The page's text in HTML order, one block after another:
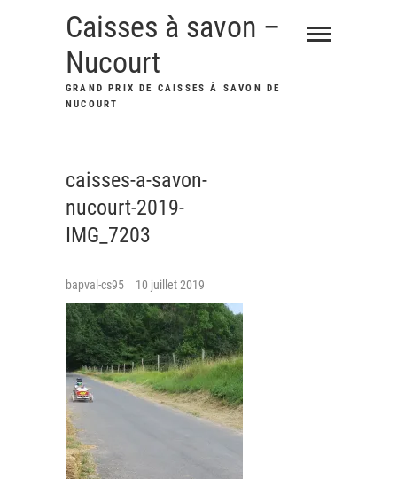
Caisses à savon –
Nucourt
GRAND PRIX DE CAISSES À SAVON DE
NUCOURT
caisses-a-savon-
nucourt-2019-
IMG_7203
bapval-cs95 10 juillet 2019